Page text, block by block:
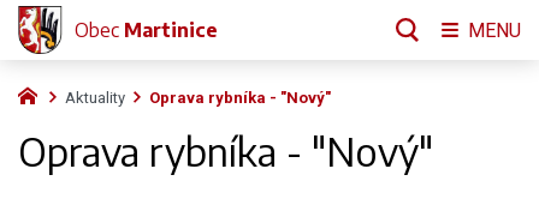
Aktuality Oprava rybníka - "Nový"
Oprava rybníka - "Nový"
Obec Martinice MENU